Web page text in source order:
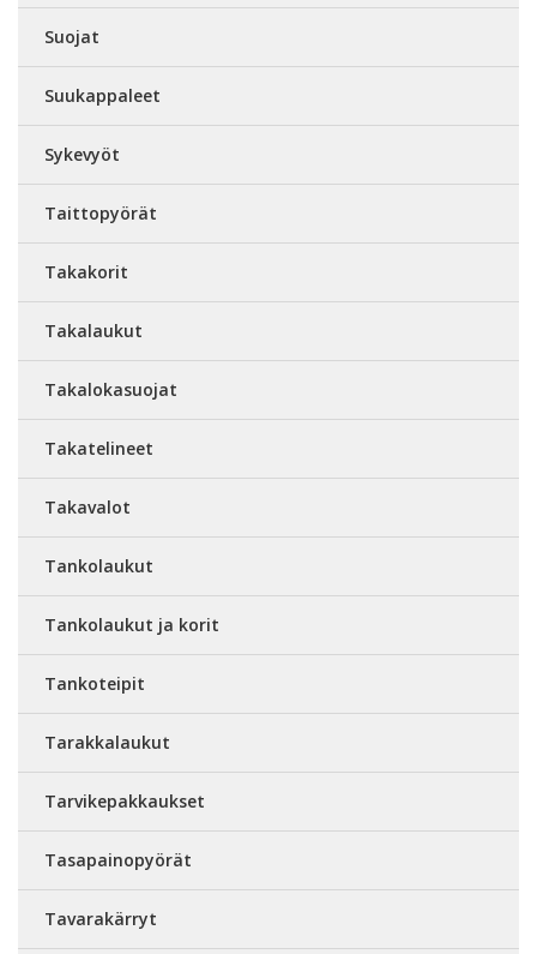
Suojat
Suukappaleet
Sykevyöt
Taittopyörät
Takakorit
Takalaukut
Takalokasuojat
Takatelineet
Takavalot
Tankolaukut
Tankolaukut ja korit
Tankoteipit
Tarakkalaukut
Tarvikepakkaukset
Tasapainopyörät
Tavarakärryt